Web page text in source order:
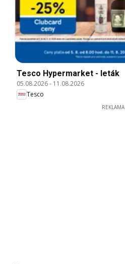
Tesco Hypermarket - leták
05.08.2026- 11.08.2026
Tesco
REKLAMA